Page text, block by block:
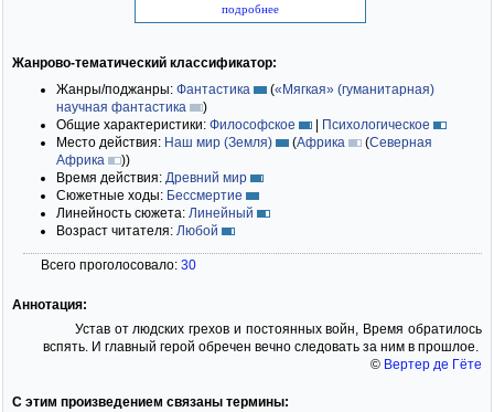
подробнее
Жанрово-тематический классификатор:
Жанры/поджанры: Фантастика («Мягкая» (гуманитарная)
научная фантастика
)
Общие характеристики: Философское | Психологическое
Место действия: Наш мир (Земля) (Африка (Северная
Африка
))
Время действия: Древний мир
Сюжетные ходы: Бессмертие
Линейность сюжета: Линейный
Возраст читателя: Любой
Всего проголосовало: 30
Аннотация:
Устав от людских грехов и постоянных войн, Время обратилось
вспять. И главный герой обречен вечно следовать за ним в прошлое.
© Вертер де Гёте
С этим произведением связаны термины: